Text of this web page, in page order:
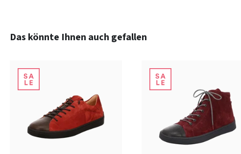
Produktgalerie überspringen
Das könnte Ihnen auch gefallen